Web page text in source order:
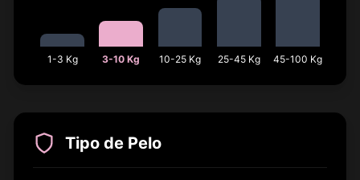
1-3 Kg 3-10 Kg 10-25 Kg 25-45 Kg 45-100 Kg
Tipo de Pelo